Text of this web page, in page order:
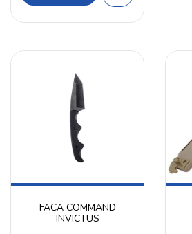
FACA COMMAND
INVICTUS